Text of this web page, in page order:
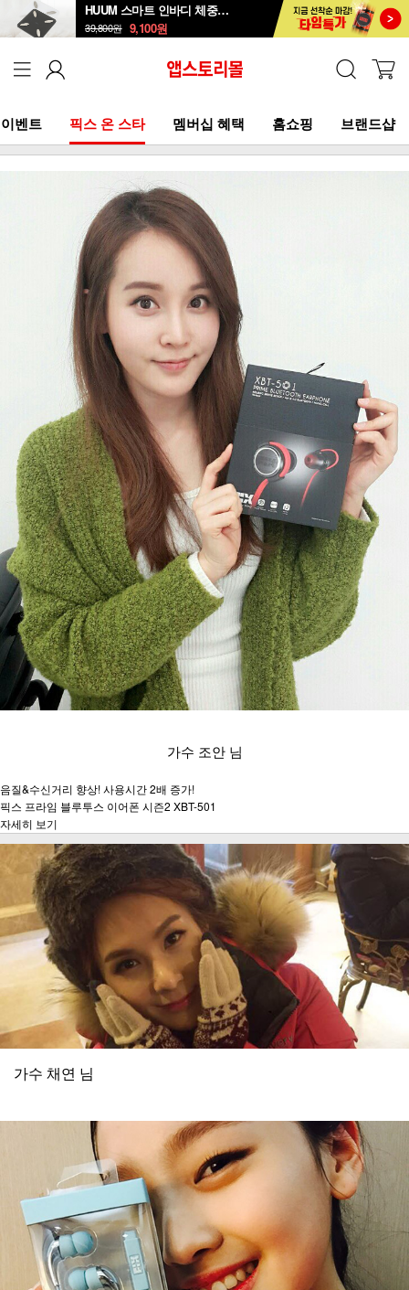
HUUM 스마트 인바디 체중계 SB-108B
39,800원 9,100원
이벤트 픽스 온 스타 멤버십 혜택 홈쇼핑 브랜드샵
가수 조안 님
음질&수신거리 향상! 사용시간 2배 증가!
픽스 프라임 블루투스 이어폰 시즌2 XBT-501
자세히 보기
가수 채연 님